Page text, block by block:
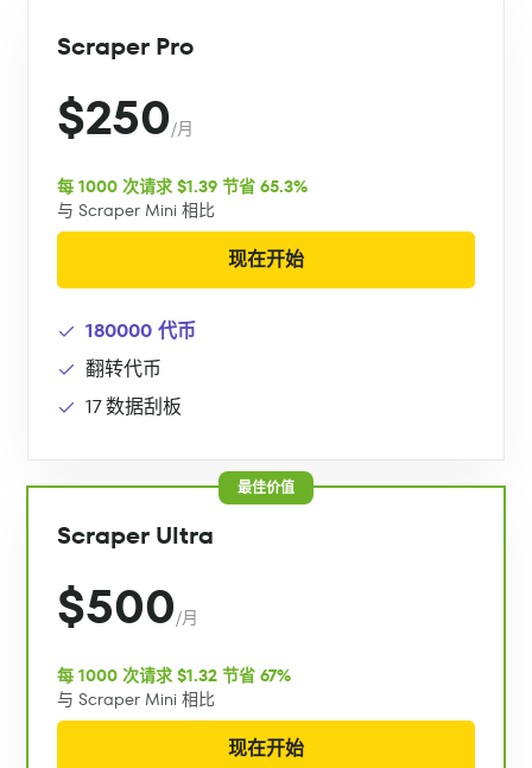
Scraper Pro
$250/月
每 1000 次请求 $1.39 节省 65.3%
与 Scraper Mini 相比
现在开始
180000 代币
翻转代币
17 数据刮板
最佳价值
Scraper Ultra
$500/月
每 1000 次请求 $1.32 节省 67%
与 Scraper Mini 相比
现在开始